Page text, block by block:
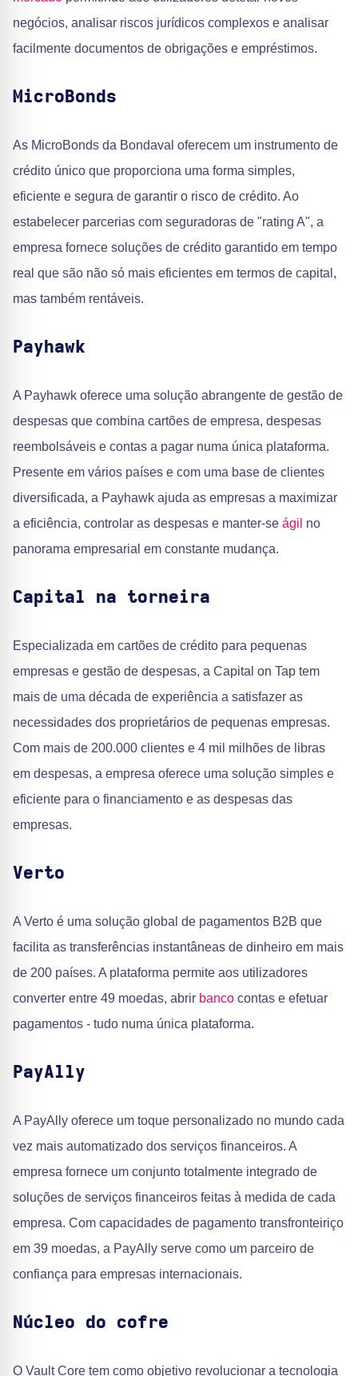
negócios, analisar riscos jurídicos complexos e analisar
facilmente documentos de obrigações e empréstimos.
MicroBonds
As MicroBonds da Bondaval oferecem um instrumento de
crédito único que proporciona uma forma simples,
eficiente e segura de garantir o risco de crédito. Ao
estabelecer parcerias com seguradoras de "rating A", a
empresa fornece soluções de crédito garantido em tempo
real que são não só mais eficientes em termos de capital,
mas também rentáveis.
Payhawk
A Payhawk oferece uma solução abrangente de gestão de
despesas que combina cartões de empresa, despesas
reembolsáveis e contas a pagar numa única plataforma.
Presente em vários países e com uma base de clientes
diversificada, a Payhawk ajuda as empresas a maximizar
a eficiência, controlar as despesas e manter-se ágil no
panorama empresarial em constante mudança.
Capital na torneira
Especializada em cartões de crédito para pequenas
empresas e gestão de despesas, a Capital on Tap tem
mais de uma década de experiência a satisfazer as
necessidades dos proprietários de pequenas empresas.
Com mais de 200.000 clientes e 4 mil milhões de libras
em despesas, a empresa oferece uma solução simples e
eficiente para o financiamento e as despesas das
empresas.
Verto
A Verto é uma solução global de pagamentos B2B que
facilita as transferências instantâneas de dinheiro em mais
de 200 países. A plataforma permite aos utilizadores
converter entre 49 moedas, abrir banco contas e efetuar
pagamentos - tudo numa única plataforma.
PayAlly
A PayAlly oferece um toque personalizado no mundo cada
vez mais automatizado dos serviços financeiros. A
empresa fornece um conjunto totalmente integrado de
soluções de serviços financeiros feitas à medida de cada
empresa. Com capacidades de pagamento transfronteiriço
em 39 moedas, a PayAlly serve como um parceiro de
confiança para empresas internacionais.
Núcleo do cofre
O Vault Core tem como objetivo revolucionar a tecnologia